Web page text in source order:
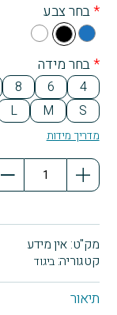
*בחר צבע
Blu
e
Bla
Whi
*בחר מידה
4
6
8
S
M
L
מדריך מידות
כמות
ארוכה
טריקו
Vitamin
תיאור
מק"ט: אין מידע
קטגוריה: ביגוד